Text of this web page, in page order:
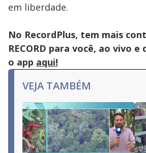
em liberdade.
No RecordPlus, tem mais
RECORD para você, ao vivo e
o app aqui!
VEJA TAMBÉM